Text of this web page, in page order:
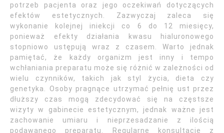
potrzeb pacjenta oraz jego oczekiwań dotyczących
efektów estetycznych. Zazwyczaj zaleca się
wykonanie kolejnej iniekcji co 6 do 12 miesięcy,
ponieważ efekty działania kwasu hialuronowego
stopniowo ustępują wraz z czasem. Warto jednak
pamiętać, że każdy organizm jest inny i tempo
wchłaniania preparatu może się różnić w zależności od
wielu czynników, takich jak styl życia, dieta czy
genetyka. Osoby pragnące utrzymać pełnię ust przez
dłuższy czas mogą zdecydować się na częstsze
wizyty w gabinecie estetycznym, jednak ważne jest
zachowanie umiaru i nieprzesadzanie z ilością
podawanego preparatu. Regularne konsultacje z